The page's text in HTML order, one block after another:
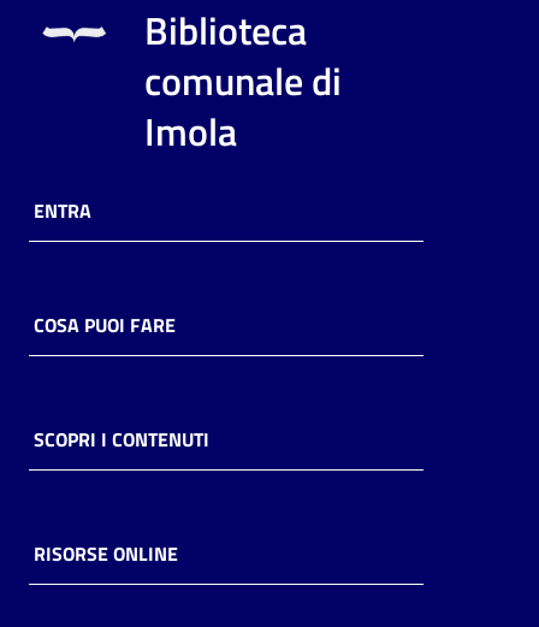
Biblioteca
comunale di
Imola
ENTRA
COSA PUOI FARE
SCOPRI I CONTENUTI
RISORSE ONLINE